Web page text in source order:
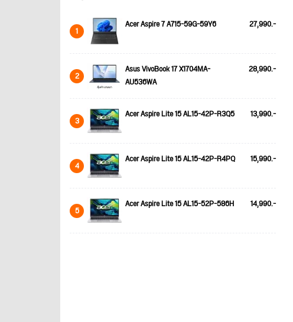
1 Acer Aspire 7 A715-59G-59Y6 27,990.-
2
Asus VivoBook 17 X1704MA-
AU536WA
28,990.-
3 Acer Aspire Lite 15 AL15-42P-R3Q5 13,990.-
4 Acer Aspire Lite 15 AL15-42P-R4PQ 15,990.-
5 Acer Aspire Lite 15 AL15-52P-586H 14,990.-